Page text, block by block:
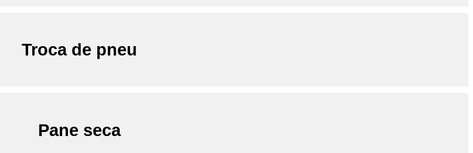
Troca de pneu
Pane seca